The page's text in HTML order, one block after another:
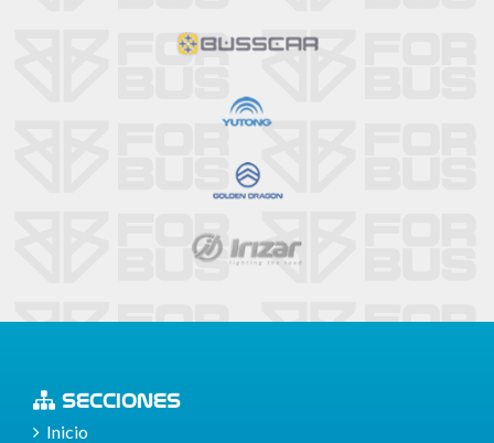
SECCIONES
Inicio